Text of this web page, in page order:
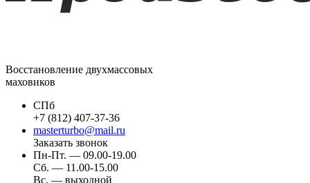
Восстановление двухмассовых
маховиков
СПб
+7 (812) 407-37-36
masterturbo@mail.ru
Заказать звонок
Пн-Пт. — 09.00-19.00
Сб. — 11.00-15.00
Вс. — выходной